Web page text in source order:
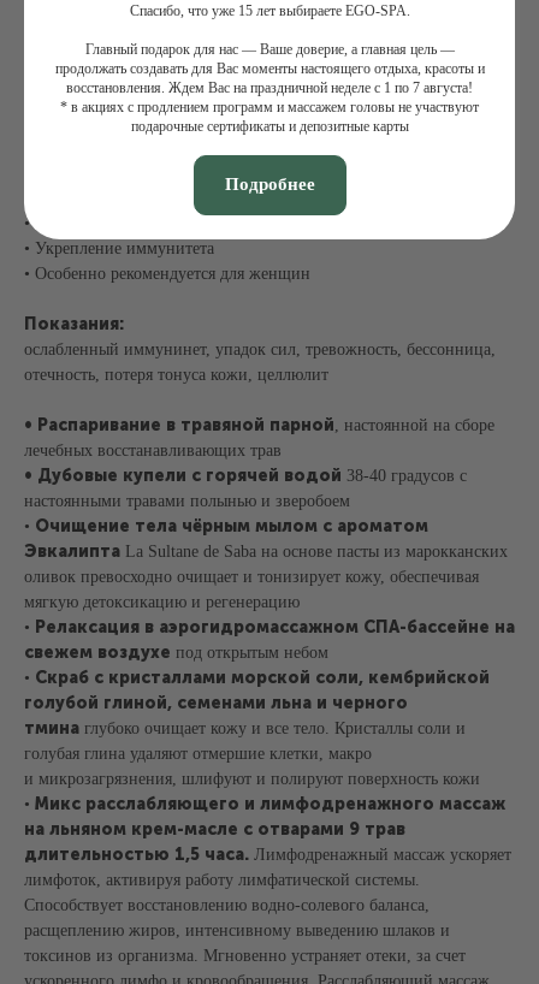
• Дренаж и детоксикация организма
• Очищение, минерализация и оздоровление кожи
• Уплотнение и лифтинг тканей
• Моделирование фигуры и овала лица
• Уменьшение целлюлита
• Повышение количества и качества энергетики организма
• Снятие стресса
• Укрепление иммунитета
• Особенно рекомендуется для женщин
Показания:
ослабленный иммунинет, упадок сил, тревожность, бессонница,
отечность, потеря тонуса кожи, целлюлит
• Распаривание в травяной парной , настоянной на сборе
лечебных восстанавливающих трав
• Дубовые купели с горячей водой 38-40 градусов с
настоянными травами полынью и зверобоем
• Очищение тела чёрным мылом с ароматом
Эвкалипта La Sultane de Saba на основе пасты из марокканских
оливок превосходно очищает и тонизирует кожу, обеспечивая
мягкую детоксикацию и регенерацию
• Релаксация в аэрогидромассажном СПА-бассейне на
свежем воздухе под открытым небом
• Скраб с кристаллами морской соли, кембрийской
голубой глиной, семенами льна и черного
тмина глубоко очищает кожу и все тело. Кристаллы соли и
голубая глина удаляют отмершие клетки, макро
и микрозагрязнения, шлифуют и полируют поверхность кожи
• Микс расслабляющего и лимфодренажного массаж
на льняном крем-масле с отварами 9 трав
длительностью 1,5 часа. Лимфодренажный массаж ускоряет
лимфоток, активируя работу лимфатической системы.
Способствует восстановлению водно-солевого баланса,
расщеплению жиров, интенсивному выведению шлаков и
токсинов из организма. Мгновенно устраняет отеки, за счет
Спасибо, что уже 15 лет выбираете EGO-SPA.
Главный подарок для нас — Ваше доверие, а главная цель —
продолжать создавать для Вас моменты настоящего отдыха, красоты и
восстановления. Ждем Вас на праздничной неделе с 1 по 7 августа!
* в акциях с продлением программ и массажем головы не участвуют
подарочные сертификаты и депозитные карты
Подробнее